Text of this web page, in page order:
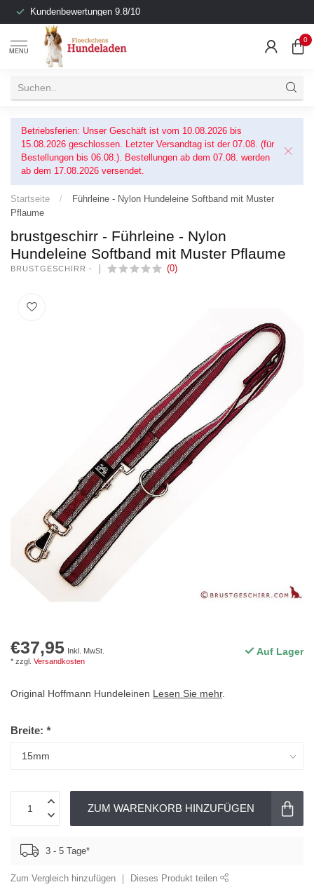
Kundenbewertungen 9.8/10
MENU
0
Betriebsferien: Unser Geschäft ist vom 10.08.2026 bis
15.08.2026 geschlossen. Letzter Versandtag ist der 07.08. (für
Bestellungen bis 06.08.). Bestellungen ab dem 07.08. werden
ab dem 17.08.2026 versendet.
Startseite /
Führleine - Nylon Hundeleine Softband mit Muster
Pflaume
brustgeschirr - Führleine - Nylon
Hundeleine Softband mit Muster Pflaume
BRUSTGESCHIRR - (0)
€37,95 Inkl. MwSt.
* zzgl. Versandkosten
Auf Lager
Original Hoffmann Hundeleinen Lesen Sie mehr.
Breite: *
ZUM WARENKORB HINZUFÜGEN
3 - 5 Tage*
Zum Vergleich hinzufügen Dieses Produkt teilen